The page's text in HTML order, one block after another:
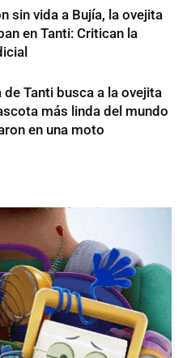
sin vida a Bujía, la ovejita
en Tanti: Critican la
de Tanti busca a la ovejita
más linda del mundo
en una moto